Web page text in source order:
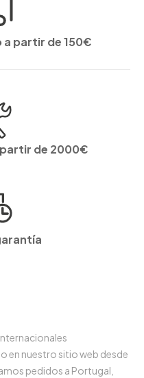
partir de 150€
de 2000€
en nuestro sitio web desde
pedidos a Portugal,